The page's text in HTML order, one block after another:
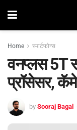
Home स्मार्टफोन्स
वनप्लस 5T
प्रॉसेसर,
by Sooraj Bagal